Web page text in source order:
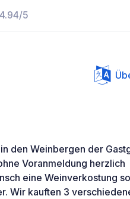
4.94/5
den Weinbergen der
Voranmeldung herzlich
eine Weinverkostung
Wir kauften 3